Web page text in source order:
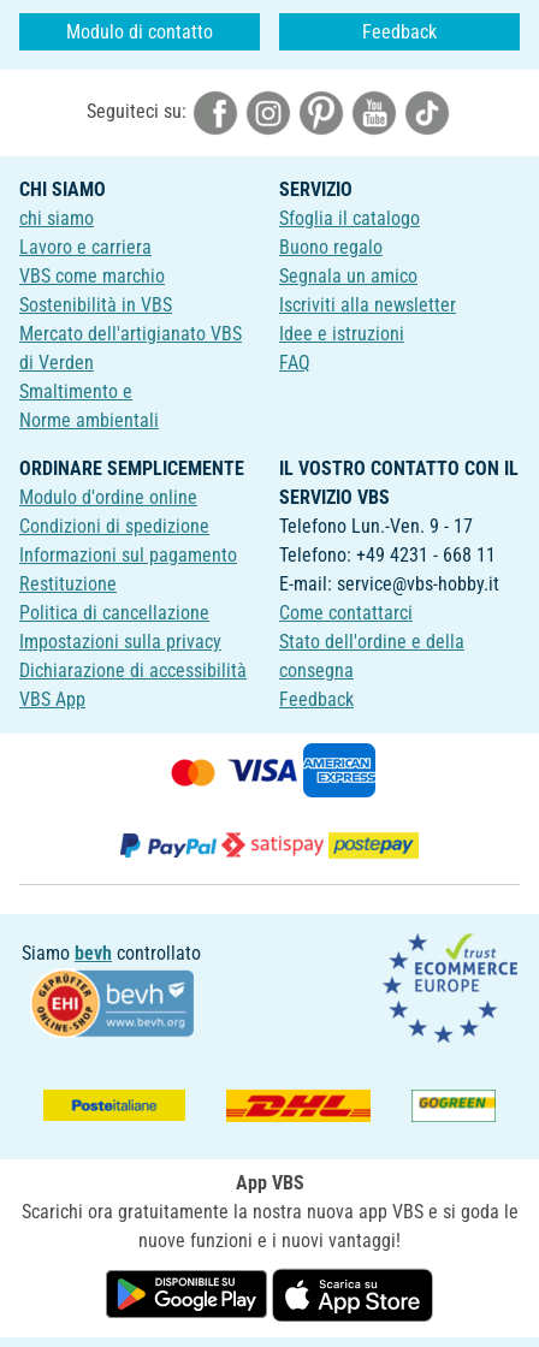
Modulo di contatto Feedback
Seguiteci su:
CHI SIAMO
chi siamo
Lavoro e carriera
VBS come marchio
Sostenibilità in VBS
Mercato dell'artigianato VBS
di Verden
Smaltimento e
Norme ambientali
SERVIZIO
Sfoglia il catalogo
Buono regalo
Segnala un amico
Iscriviti alla newsletter
Idee e istruzioni
FAQ
ORDINARE SEMPLICEMENTE
Modulo d'ordine online
Condizioni di spedizione
Informazioni sul pagamento
Restituzione
Politica di cancellazione
Impostazioni sulla privacy
Dichiarazione di accessibilità
VBS App
IL VOSTRO CONTATTO CON IL
SERVIZIO VBS
Telefono Lun.-Ven. 9 - 17
Telefono: +49 4231 - 668 11
E-mail: service@vbs-hobby.it
Come contattarci
Stato dell'ordine e della
consegna
Feedback
Siamo bevh controllato
App VBS
Scarichi ora gratuitamente la nostra nuova app VBS e si goda le
nuove funzioni e i nuovi vantaggi!